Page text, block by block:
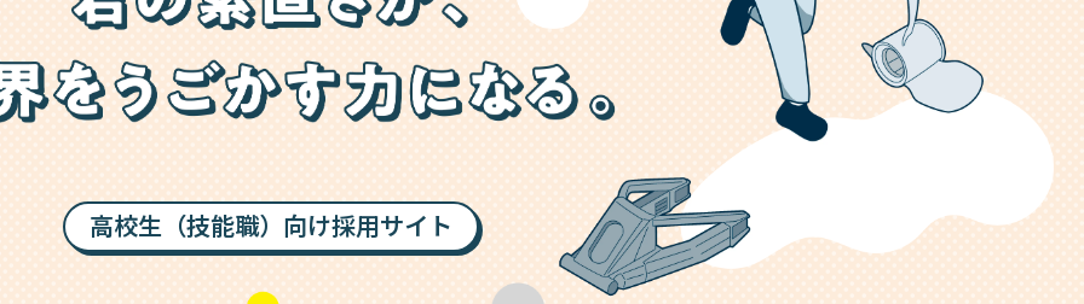
高校生（技能職）向け採用サイト